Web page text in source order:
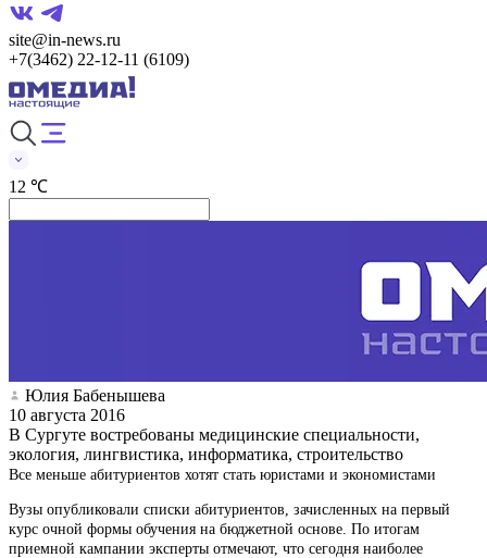
site@in-news.ru
+7(3462) 22-12-11 (6109)
12 ℃
Юлия Бабенышева
10 августа 2016
В Сургуте востребованы медицинские специальности,
экология, лингвистика, информатика, строительство
Все меньше абитуриентов хотят стать юристами и экономистами
Вузы опубликовали списки абитуриентов, зачисленных на первый
курс очной формы обучения на бюджетной основе. По итогам
приемной кампании эксперты отмечают, что сегодня наиболее